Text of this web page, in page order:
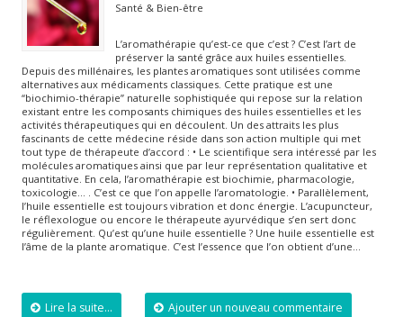
Santé & Bien-être
L’aromathérapie qu’est-ce que c’est ? C’est l’art de
préserver la santé grâce aux huiles essentielles.
Depuis des millénaires, les plantes aromatiques sont utilisées comme
alternatives aux médicaments classiques. Cette pratique est une
“biochimio-thérapie” naturelle sophistiquée qui repose sur la relation
existant entre les composants chimiques des huiles essentielles et les
activités thérapeutiques qui en découlent. Un des attraits les plus
fascinants de cette médecine réside dans son action multiple qui met
tout type de thérapeute d’accord : • Le scientifique sera intéressé par les
molécules aromatiques ainsi que par leur représentation qualitative et
quantitative. En cela, l’aromathérapie est biochimie, pharmacologie,
toxicologie… . C’est ce que l’on appelle l’aromatologie. • Parallèlement,
l’huile essentielle est toujours vibration et donc énergie. L’acupuncteur,
le réflexologue ou encore le thérapeute ayurvédique s’en sert donc
régulièrement. Qu’est qu’une huile essentielle ? Une huile essentielle est
l’âme de la plante aromatique. C’est l’essence que l’on obtient d’une…
Lire la suite... Ajouter un nouveau commentaire